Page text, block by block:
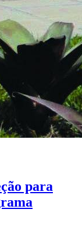
para